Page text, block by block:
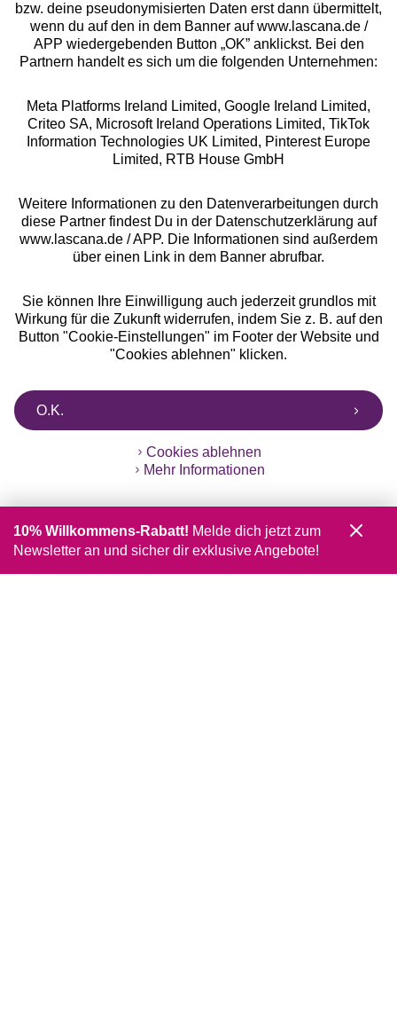
Rechtliches
Alle Preise inkl. MwSt., zzgl.
Versandkosten
** Bonität vorausgesetzt, berechtigt zur Bonitätsprüfung
bzw. deine pseudonymisierten Daten erst dann übermittelt,
wenn du auf den in dem Banner auf www.lascana.de /
APP wiedergebenden Button „OK” anklickst. Bei den
Partnern handelt es sich um die folgenden Unternehmen:
Meta Platforms Ireland Limited, Google Ireland Limited,
Criteo SA, Microsoft Ireland Operations Limited, TikTok
Information Technologies UK Limited, Pinterest Europe
Limited, RTB House GmbH
Weitere Informationen zu den Datenverarbeitungen durch
diese Partner findest Du in der Datenschutzerklärung auf
www.lascana.de / APP. Die Informationen sind außerdem
über einen Link in dem Banner abrufbar.
Sie können Ihre Einwilligung auch jederzeit grundlos mit
Wirkung für die Zukunft widerrufen, indem Sie z. B. auf den
Button "Cookie-Einstellungen" im Footer der Website und
"Cookies ablehnen" klicken.
O.K.
Cookies ablehnen
Mehr Informationen
10% Willkommens-Rabatt! Melde dich jetzt zum
Newsletter an und sicher dir exklusive Angebote!